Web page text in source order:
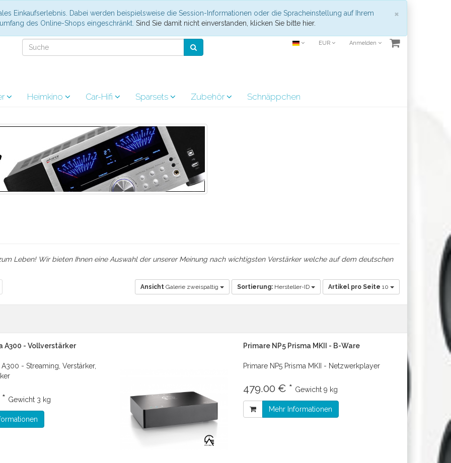
×
Einkaufserlebnis. Dabei werden beispielsweise die Session-Informationen oder die Spracheinstellung auf Ihrem
des Online-Shops eingeschränkt. Sind Sie damit nicht einverstanden, klicken Sie bitte hier.
EUR Anmelden
Heimkino Car-Hifi Sparsets Zubehör Schnäppchen
Leben! Wir bieten Ihnen eine Auswahl der unserer Meinung nach wichtigsten Verstärker welche auf dem deutschen
Ansicht Galerie zweispaltig Sortierung: Hersteller-ID Artikel pro Seite 10
A300 - Vollverstärker
- Streaming, Verstärker,
Gewicht 3 kg
Primare NP5 Prisma MKII - B-Ware
Primare NP5 Prisma MKII - Netzwerkplayer
479.00 € * Gewicht 9 kg
Mehr Informationen